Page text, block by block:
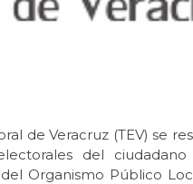
de Veracruz (TEV) se
del ciudadano
Organismo Público